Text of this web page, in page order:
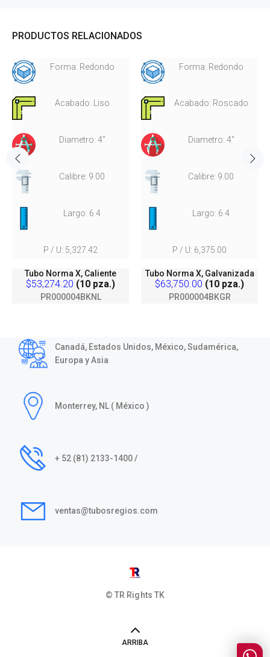
PRODUCTOS RELACIONADOS
Forma: Redondo
Acabado: Liso
Diametro: 4"
Calibre: 9.00
Largo: 6.4
P / U: 5,327.42
Tubo Norma X, Caliente
$53,274.20 (10 pza.)
PR000004BKNL
Forma: Redondo
Acabado: Roscado
Diametro: 4"
Calibre: 9.00
Largo: 6.4
P / U: 6,375.00
Tubo Norma X, Galvanizada
$63,750.00 (10 pza.)
PR000004BKGR
Canadá, Estados Unidos, México, Sudamérica,
Europa y Asia
Monterrey, NL ( México )
+ 52 (81) 2133-1400 /
ventas@tubosregios.com
© TR RightsTK
ARRIBA